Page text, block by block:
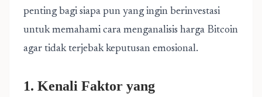
penting bagi siapa pun yang ingin berinvestasi
untuk memahami cara menganalisis harga Bitcoin
agar tidak terjebak keputusan emosional.
1. Kenali Faktor yang